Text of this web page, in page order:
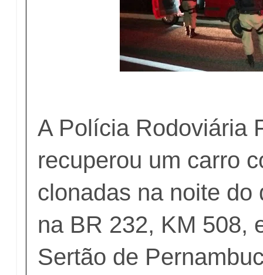
A Polícia Rodoviária
recuperou um carro
clonadas na noite do
na BR 232, KM 508,
Sertão de